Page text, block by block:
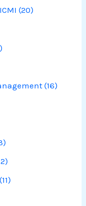
(20)
(16)